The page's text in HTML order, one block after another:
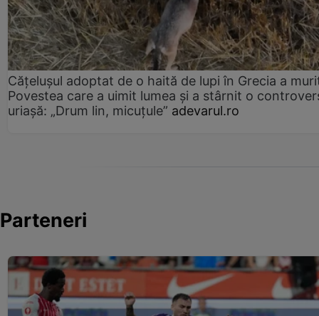
Cățelușul adoptat de o haită de lupi în Grecia a
Povestea care a uimit lumea și a stârnit o
uriașă: „Drum lin, micuțule” adevarul.ro
Parteneri